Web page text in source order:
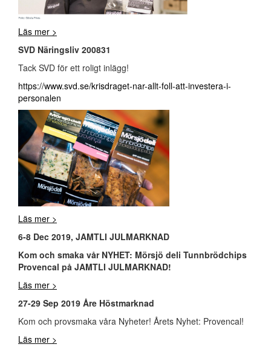
Läs mer >
SVD Näringsliv 200831
Tack SVD för ett roligt inlägg!
https://www.svd.se/krisdraget-nar-allt-foll-att-investera-i-
personalen
Läs mer >
6-8 Dec 2019, JAMTLI JULMARKNAD
Kom och smaka vår NYHET: Mörsjö deli Tunnbrödchips
Provencal på JAMTLI JULMARKNAD!
Läs mer >
27-29 Sep 2019 Åre Höstmarknad
Kom och provsmaka våra Nyheter! Årets Nyhet: Provencal!
Läs mer >